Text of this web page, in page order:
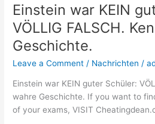
Einstein war KEIN
VÖLLIG FALSCH.
Geschichte.
Leave a Comment / Nachrichten /
Einstein war KEIN guter Schüler:
wahre Geschichte. If you want to
of your exams, VISIT
KEIN
guter
Schüler:
VÖLLIG
FALSCH.
die
wahre
Geschichte.